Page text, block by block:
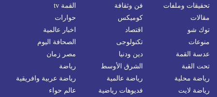
تحقيقات وملفات
فن وثقافة
القمة tv
مقالات
كوميكس
حوارات
توك شو
اقتصاد
اخبار عالمية
منوعات
تكنولوجى
الصحافة اليوم
عدسة القمة
دين ودنيا
مصر زمان
تحت القبة
الشرق الأوسط
رياضة
رياضة محلية
رياضة عالمية
رياضة عربية وافريقية
رياضة لايت
فديوهات رياضية
عالم حواء